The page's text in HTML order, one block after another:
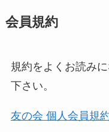
会員規約
規約をよくお読み
下さい。
友の会 個人会員規